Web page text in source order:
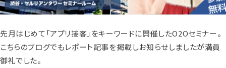
先月はじめて「アプリ接客」をキーワードに開催したO2Oセミナー。
こちらのブログでもレポート記事を掲載しお知らせしましたが満員
御礼でした。